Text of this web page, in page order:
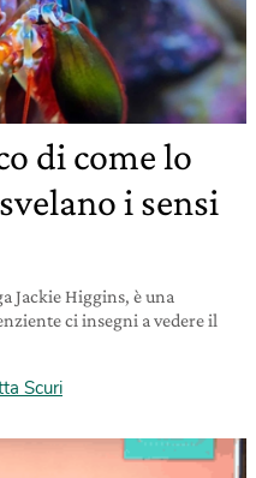
di come lo
i sensi
Jackie Higgins, è una
ci insegni a vedere il
Scuri